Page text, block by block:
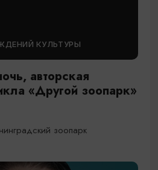
КУЛЬТУРЫ
авторская
«Другой зоопарк»
зоопарк